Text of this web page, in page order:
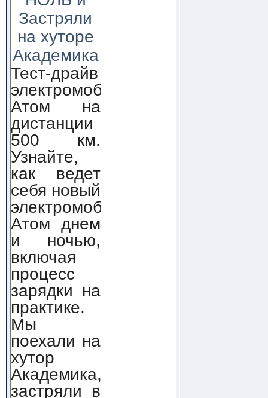
Застряли
на хуторе
Академика
Тест-драйв
электромобиля
Атом на
дистанции
500 км.
Узнайте,
как ведет
себя новый
электромобиль
Атом днем
и ночью,
включая
процесс
зарядки на
практике.
Мы
поехали на
хутор
Академика,
застряли в